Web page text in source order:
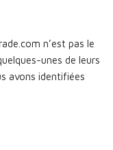
n’est pas le
unes de leurs
avons identifiées